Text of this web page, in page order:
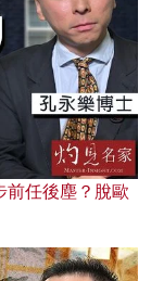
前任後塵？脫歐